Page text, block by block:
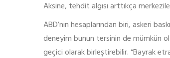
Aksine, tehdit algısı arttıkça
ABD’nin hesaplarından biri, askeri
deneyim bunun tersinin de mümkün
geçici olarak birleştirebilir. “Bayrak